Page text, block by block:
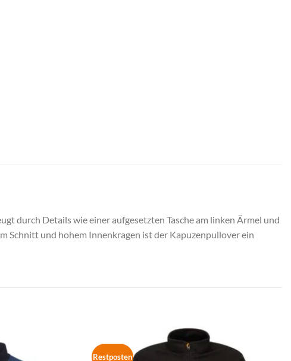
durch Details wie einer aufgesetzten Tasche am linken Ärmel und
Schnitt und hohem Innenkragen ist der Kapuzenpullover ein
Restposten